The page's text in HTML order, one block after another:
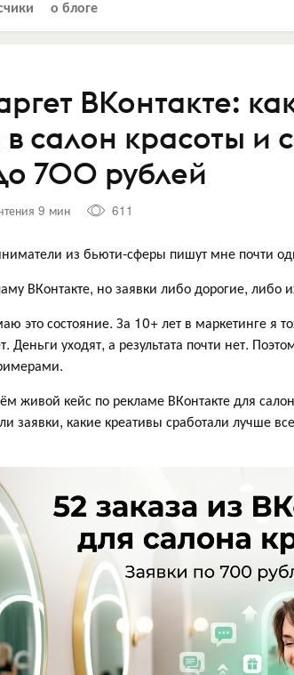
о блоге
ВКонтакте:
в салон красоты и
700 рублей
9 мин 611
из бьюти-сферы пишут мне почти
ВКонтакте, но заявки либо дорогие, либо
это состояние. За 10+ лет в маркетинге я
уходят, а результата почти нет.
живой кейс по рекламе ВКонтакте для
заявки, какие креативы сработали лучше